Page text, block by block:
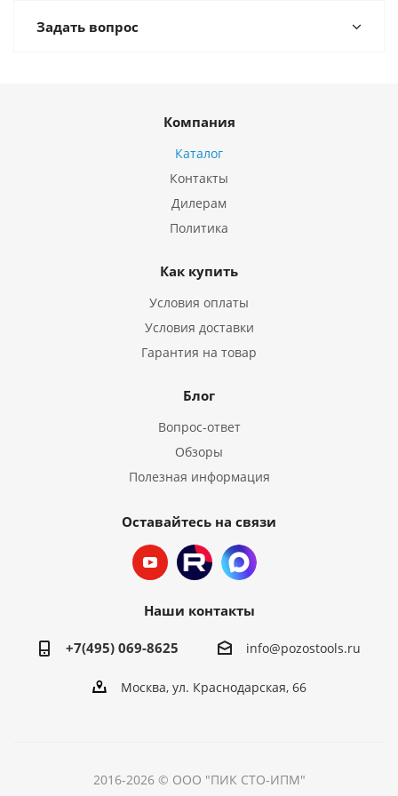
Задать вопрос
Компания
Каталог
Контакты
Дилерам
Политика
Как купить
Условия оплаты
Условия доставки
Гарантия на товар
Блог
Вопрос-ответ
Обзоры
Полезная информация
Оставайтесь на связи
Наши контакты
+7(495) 069-8625 info@pozostools.ru
Москва, ул. Краснодарская, 66
2016-2026 © ООО "ПИК СТО-ИПМ"